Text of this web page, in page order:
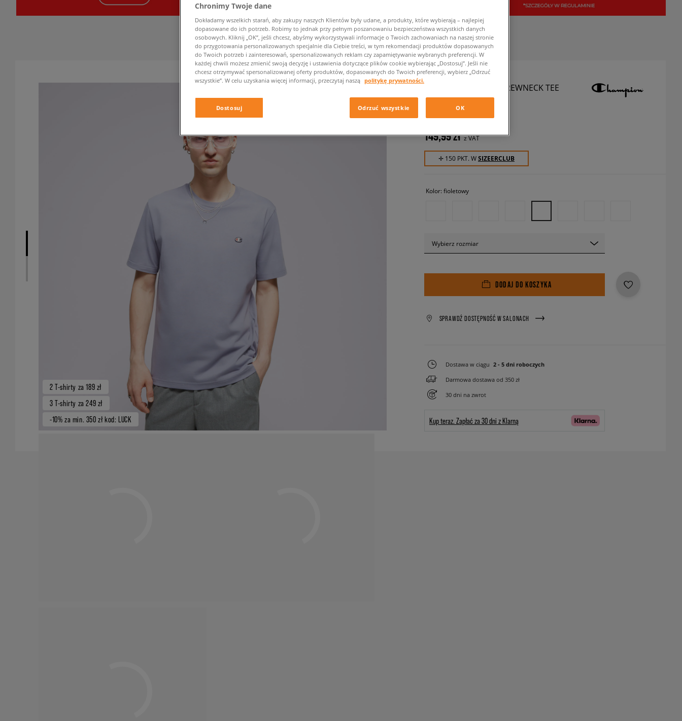
2 T-shirty za 189 zł
3 T-shirty za 249 zł
-10% za min. 350 zł kod: LUCK
CHAMPION T-SHIRT CREWNECK TEE
149,99 zł z VAT
✛ 150 PKT. WSIZEERCLUB
Kolor: fioletowy
Wybierz rozmiar
DODAJ DO KOSZYKA
SPRAWDŹ DOSTĘPNOŚĆ W SALONACH
Dostawa w ciągu 2 - 5 dni roboczych
Darmowa dostawa od 350 zł
30 dni na zwrot
Kup teraz. Zapłać za 30 dni z Klarną
Chronimy Twoje dane
Dokładamy wszelkich starań, aby zakupy naszych Klientów były udane, a produkty, które wybierają – najlepiej
dopasowane do ich potrzeb. Robimy to jednak przy pełnym poszanowaniu bezpieczeństwa wszystkich danych
osobowych. Kliknij „OK”, jeśli chcesz, abyśmy wykorzystywali informacje o Twoich zachowaniach na naszej stronie
do przygotowania personalizowanych specjalnie dla Ciebie treści, w tym rekomendacji produktów dopasowanych
do Twoich potrzeb i zainteresowań, spersonalizowanych reklam czy zapamiętywanie wybranych preferencji. W
każdej chwili możesz zmienić swoją decyzję i ustawienia dotyczące plików cookie wybierając „Dostosuj”. Jeśli nie
chcesz otrzymywać spersonalizowanej oferty produktów, dopasowanych do Twoich preferencji, wybierz „Odrzuć
wszystkie”. W celu uzyskania więcej informacji, przeczytaj naszą politykę prywatności.
Dostosuj Odrzuć wszystkie OK